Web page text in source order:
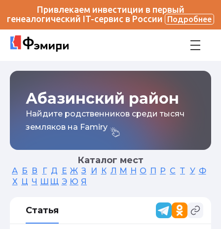
Привлекаем инвестиции в первый
генеалогический IT-сервис в России
Подробнее
Абазинский район
Найдите родственников среди тысяч
земляков на Famiry
Каталог мест
А Б В Г Д Е Ж З И К Л М Н О П Р С Т У Ф
Х Ц Ч Ш Щ Э Ю Я
Статья